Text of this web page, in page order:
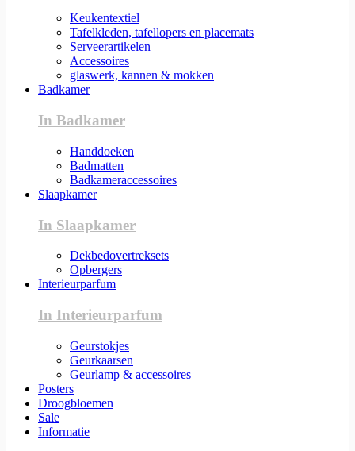
Keukentextiel
Tafelkleden, tafellopers en placemats
Serveerartikelen
Accessoires
glaswerk, kannen & mokken
Badkamer
In Badkamer
Handdoeken
Badmatten
Badkameraccessoires
Slaapkamer
In Slaapkamer
Dekbedovertreksets
Opbergers
Interieurparfum
In Interieurparfum
Geurstokjes
Geurkaarsen
Geurlamp & accessoires
Posters
Droogbloemen
Sale
Informatie